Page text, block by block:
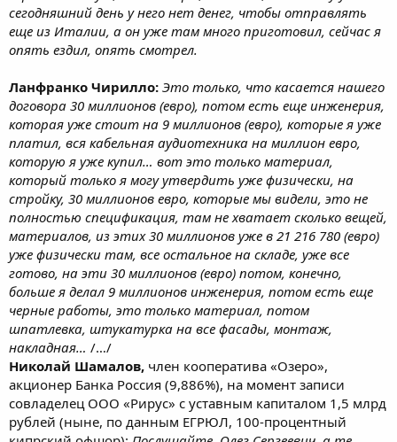
сегодняшний день у него нет денег, чтобы отправлять
еще из Италии, а он уже там много приготовил, сейчас я
опять ездил, опять смотрел.
Ланфранко Чирилло: Это только, что касается нашего
договора 30 миллионов (евро), потом есть еще инженерия,
которая уже стоит на 9 миллионов (евро), которые я уже
платил, вся кабельная аудиотехника на миллион евро,
которую я уже купил… вот это только материал,
который только я могу утвердить уже физически, на
стройку, 30 миллионов евро, которые мы видели, это не
полностью спецификация, там не хватает сколько вещей,
материалов, из этих 30 миллионов уже в 21 216 780 (евро)
уже физически там, все остальное на складе, уже все
готово, на эти 30 миллионов (евро) потом, конечно,
больше я делал 9 миллионов инженерия, потом есть еще
черные работы, это только материал, потом
шпатлевка, штукатурка на все фасады, монтаж,
накладная… /…/
Николай Шамалов, член кооператива «Озеро»,
акционер Банка Россия (9,886%), на момент записи
совладелец ООО «Рирус» с уставным капиталом 1,5 млрд
рублей (ныне, по данным ЕГРЮЛ, 100-процентный